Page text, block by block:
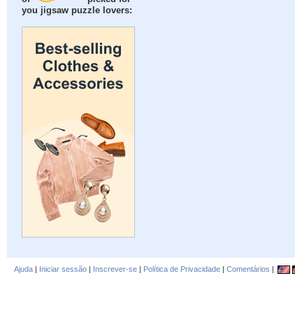
you jigsaw puzzle lovers:
Ajuda | Iniciar sessão | Inscrever-se | Política de Privacidade | Comentários |